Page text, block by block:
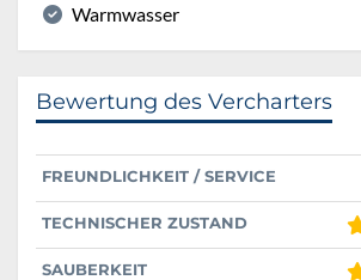
Warmwasser
Bewertung des Vercharters
FREUNDLICHKEIT / SERVICE
TECHNISCHER ZUSTAND
SAUBERKEIT